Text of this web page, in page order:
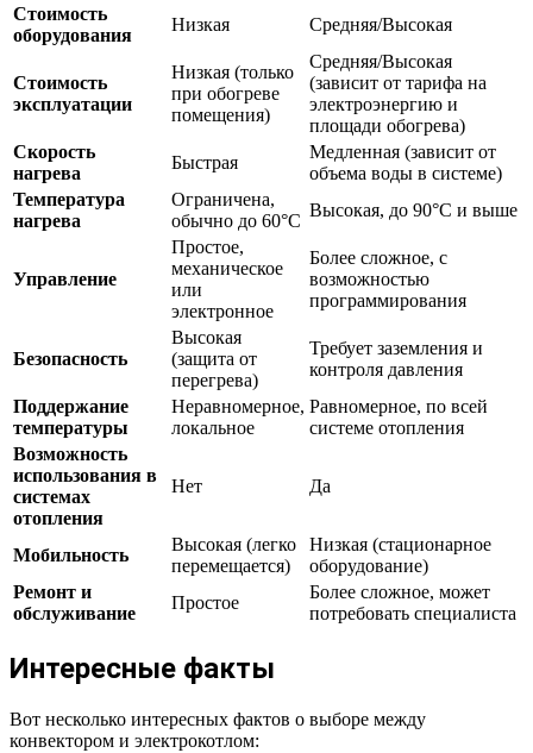
Стоимость
оборудования
Низкая Средняя/Высокая
Стоимость
эксплуатации
Низкая (только
при обогреве
помещения)
Средняя/Высокая
(зависит от тарифа на
электроэнергию и
площади обогрева)
Скорость
нагрева
Быстрая
Медленная (зависит от
объема воды в системе)
Температура
нагрева
Ограничена,
обычно до 60°C
Высокая, до 90°C и выше
Управление
Простое,
механическое
или
электронное
Более сложное, с
возможностью
программирования
Безопасность
Высокая
(защита от
перегрева)
Требует заземления и
контроля давления
Поддержание
температуры
Неравномерное,
локальное
Равномерное, по всей
системе отопления
Возможность
использования в
системах
отопления
Нет Да
Мобильность
Высокая (легко
перемещается)
Низкая (стационарное
оборудование)
Ремонт и
обслуживание
Простое
Более сложное, может
потребовать специалиста
Интересные факты
Вот несколько интересных фактов о выборе между
конвектором и электрокотлом: